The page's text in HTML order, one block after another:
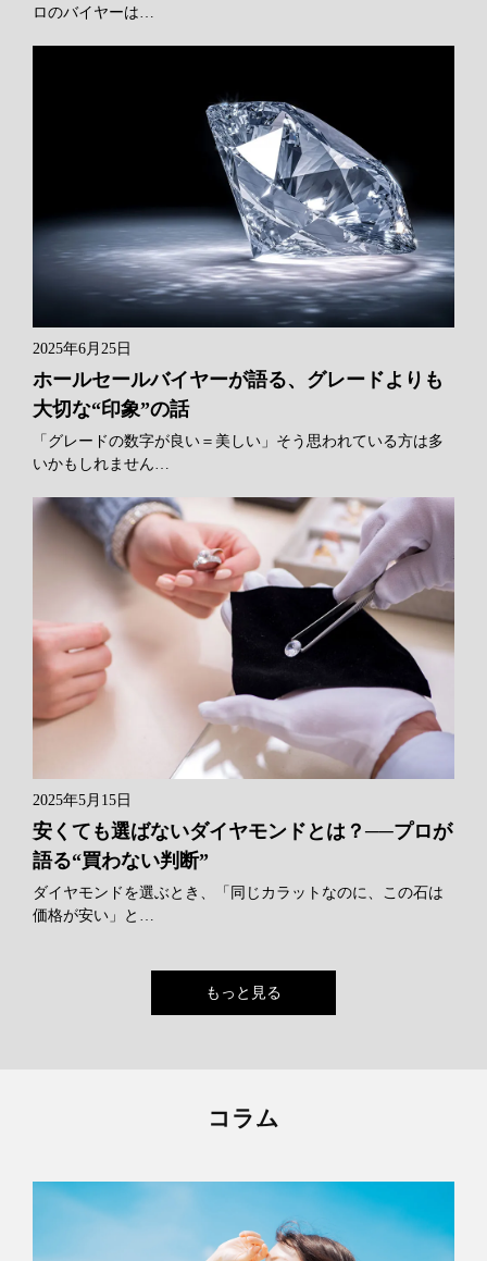
ロのバイヤーは…
2025年6月25日
ホールセールバイヤーが語る、グレードよりも
大切な“印象”の話
「グレードの数字が良い＝美しい」そう思われている方は多
いかもしれません…
2025年5月15日
安くても選ばないダイヤモンドとは？──プロが
語る“買わない判断”
ダイヤモンドを選ぶとき、「同じカラットなのに、この石は
価格が安い」と…
もっと見る
コラム